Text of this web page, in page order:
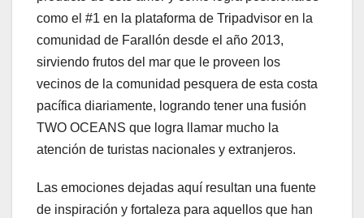
como el #1 en la plataforma de Tripadvisor en la
comunidad de Farallón desde el año 2013,
sirviendo frutos del mar que le proveen los
vecinos de la comunidad pesquera de esta costa
pacífica diariamente, logrando tener una fusión
TWO OCEANS que logra llamar mucho la
atención de turistas nacionales y extranjeros.
Las emociones dejadas aquí resultan una fuente
de inspiración y fortaleza para aquellos que han